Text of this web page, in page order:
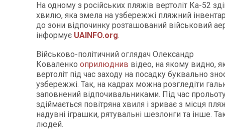
На одному з російських пляжів вертоліт Ка-52
хвилю, яка змела на узбережжі пляжний
до зони відпочинку розташований військовий
інформує UAINFO.org.
Військово-політичний оглядач Олександр
Коваленко оприлюднив відео, на якому видно,
вертоліт під час заходу на посадку буквально
узбережжі. Так, на кадрах можна розгледіти
заповнений відпочивальниками. Під час
здіймається повітряна хвиля і зриває з місця
надувні іграшки, рятувальні шезлонги та інше.
людей.